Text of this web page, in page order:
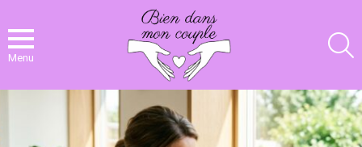
Menu